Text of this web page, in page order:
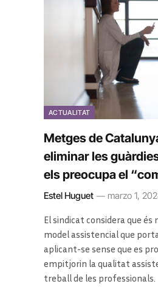
ACTUALITAT
Metges de
eliminar les
els preocupa el
Estel Huguet marzo 1,
El sindicat considera que
model assistencial que
aplicant-se sense que es
empitjorin la qualitat
treball de les professionals.